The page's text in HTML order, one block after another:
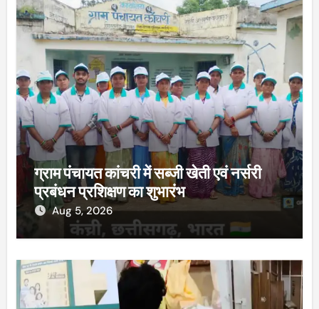
ग्राम पंचायत कांचरी में सब्जी खेती एवं नर्सरी
प्रबंधन प्रशिक्षण का शुभारंभ
Aug 5, 2026